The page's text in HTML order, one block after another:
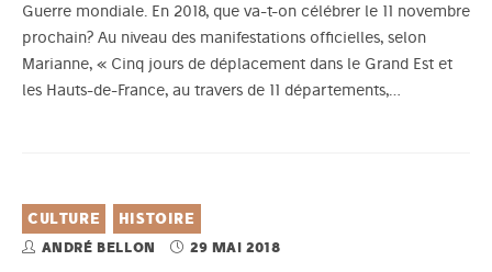
Guerre mondiale. En 2018, que va-t-on célébrer le 11 novembre
prochain? Au niveau des manifestations officielles, selon
Marianne, « Cinq jours de déplacement dans le Grand Est et
les Hauts-de-France, au travers de 11 départements,…
CULTURE HISTOIRE
ANDRÉ BELLON 29 MAI 2018